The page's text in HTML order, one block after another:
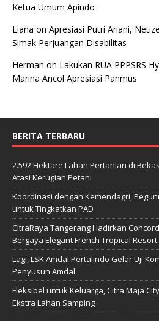
Ketua Umum Apindo
Liana on Apresiasi Putri Ariani,
Simak Perjuangan Disabilitas
Herman on Lakukan RUA PPPSRS
Marina Ancol Apresiasi Panmus
BERITA TERBARU
2.592 Hektare Lahan Pertanian di
Atasi Kerugian Petani
Koordinasi dengan Kemendagri,
untuk Tingkatkan PAD
CitraRaya Tangerang Hadirkan
Bergaya Elegant French Tropical Resort
Lagi, LSK Amdal Pertalindo Gelar Uji
Penyusun Amdal
Fleksibel untuk Keluarga, Citra Maja
Ekstra Lahan Samping